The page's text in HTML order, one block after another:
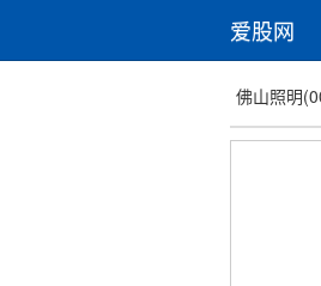
爱股网
佛山照明